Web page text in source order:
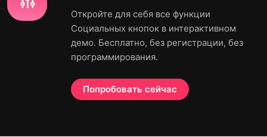
Откройте для себя все функции
Социальных кнопок в интерактивном
демо. Бесплатно, без регистрации, без
программирования.
Попробовать сейчас